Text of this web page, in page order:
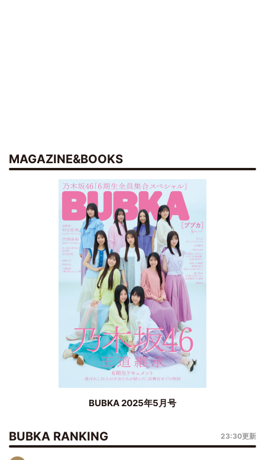
MAGAZINE&BOOKS
BUBKA 2025年5月号
BUBKA RANKING 23:30更新